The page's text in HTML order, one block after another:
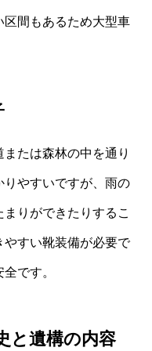
区間もあるため大型車
たは森林の中を通り
りやすいですが、雨の
りができたりするこ
やすい靴装備が必要で
です。
と遺構の内容